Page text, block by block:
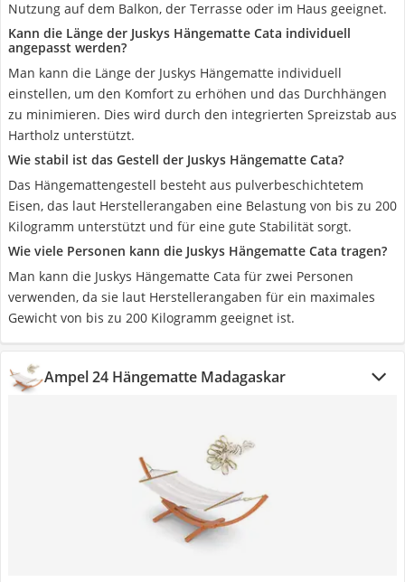
Nutzung auf dem Balkon, der Terrasse oder im Haus geeignet.
Kann die Länge der Juskys Hängematte Cata individuell
angepasst werden?
Man kann die Länge der Juskys Hängematte individuell
einstellen, um den Komfort zu erhöhen und das Durchhängen
zu minimieren. Dies wird durch den integrierten Spreizstab aus
Hartholz unterstützt.
Wie stabil ist das Gestell der Juskys Hängematte Cata?
Das Hängemattengestell besteht aus pulverbeschichtetem
Eisen, das laut Herstellerangaben eine Belastung von bis zu 200
Kilogramm unterstützt und für eine gute Stabilität sorgt.
Wie viele Personen kann die Juskys Hängematte Cata tragen?
Man kann die Juskys Hängematte Cata für zwei Personen
verwenden, da sie laut Herstellerangaben für ein maximales
Gewicht von bis zu 200 Kilogramm geeignet ist.
Ampel 24 Hängematte Madagaskar